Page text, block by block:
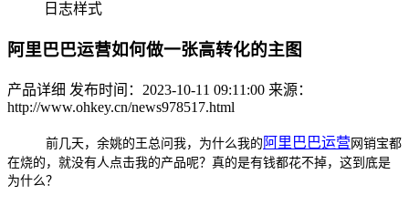
日志样式
阿里巴巴运营如何做一张高转化的主图
产品详细 发布时间：2023-10-11 09:11:00 来源：
http://www.ohkey.cn/news978517.html
前几天，余姚的王总问我，为什么我的 阿里巴巴运营 网销宝都
在烧的，就没有人点击我的产品呢？真的是有钱都花不掉，这到底是
为什么？